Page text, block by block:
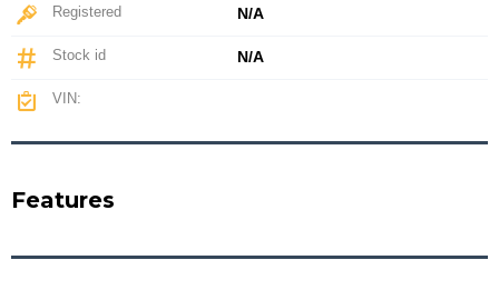
Registered N/A
Stock id N/A
VIN:
Features